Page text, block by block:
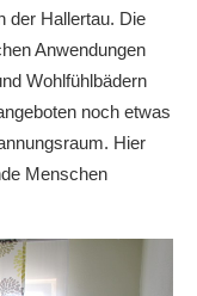
der Hallertau. Die
Anwendungen
Wohlfühlbädern
noch etwas
Hier
Menschen